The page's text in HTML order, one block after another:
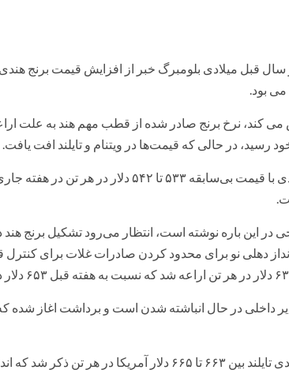
سال قبل میلادی بلومبرگ خبر از افزایش قیمت برنج
می بود.
نرخ برنج صادر شده از قطب مهم هند به علت
رسید، در حالی که قیمت‌ها در ویتنام و تایلند افت یافت.
در این باره نوشته است، انتظار می‌رود تشکیل برنج
دهلی نو برای محدود کردن صادرات غلات برای کنترل
داخلی در حال انباشته شدن است و برداشت اغاز شده